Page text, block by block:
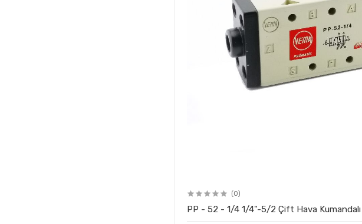
(0)
PP - 52 - 1/4 1/4"-5/2 Çift Hava Kumandalı